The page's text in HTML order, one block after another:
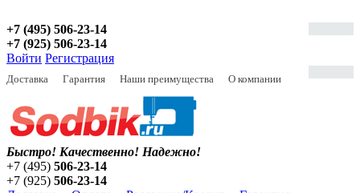
+7 (495) 506-23-14
+7 (925) 506-23-14
Войти Регистрация
Доставка Гарантия Наши преимущества О компании
Быстро! Качественно! Надежно!
+7 (495) 506-23-14
+7 (925) 506-23-14